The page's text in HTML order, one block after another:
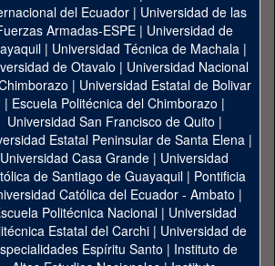
del Ecuador | Universidad de las
Armadas-ESPE | Universidad de
| Universidad Técnica de Machala|
de Otavalo | Universidad Nacional
| Universidad Estatal de Bolivar
| Escuela Politécnica del Chimborazo |
Universidad San Francisco de Quito |
Estatal Peninsular de Santa Elena|
Universidad Casa Grande | Universidad
de Santiago de Guayaquil| Pontificia
Católica del Ecuador - Ambato |
Politécnica Nacional| Universidad
Estatal del Carchi| Universidad de
Espíritu Santo | Instituto de